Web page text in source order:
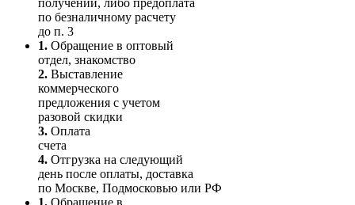
получении, либо предоплата
по безналичному расчету
до п. 3
1. Обращение в оптовый
отдел, знакомство
2. Выставление
коммерческого
предложения с учетом
разовой скидки
3. Оплата
счета
4. Отгрузка на следующий
день после оплаты, доставка
по Москве, Подмосковью или РФ
1. Обращение в